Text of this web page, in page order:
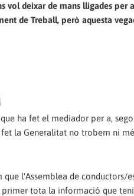
vol deixar de mans lligades per
de Treball, però aquesta
ha fet el mediador per a,
la Generalitat no trobem ni
que l'Assemblea de
tota la informació que